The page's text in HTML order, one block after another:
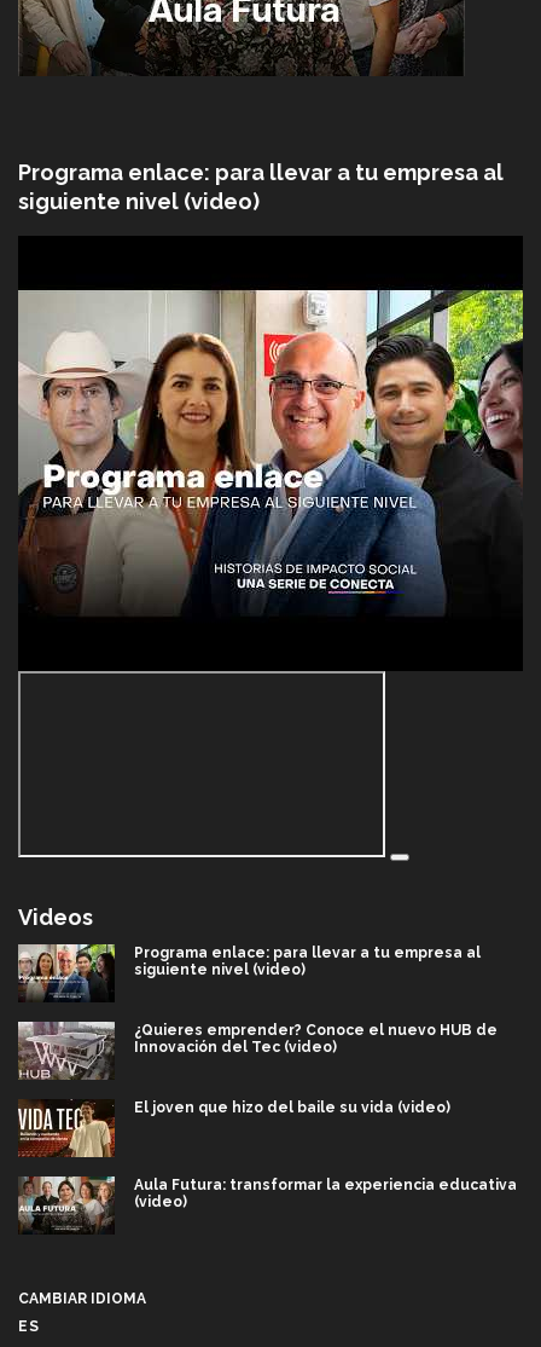
Programa enlace: para llevar a tu empresa al
siguiente nivel (video)
Videos
Programa enlace: para llevar a tu empresa al
siguiente nivel (video)
¿Quieres emprender? Conoce el nuevo HUB de
Innovación del Tec (video)
El joven que hizo del baile su vida (video)
Aula Futura: transformar la experiencia educativa
(video)
CAMBIAR IDIOMA
ES